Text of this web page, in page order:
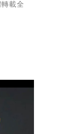
載全